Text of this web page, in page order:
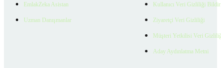
EmlakZeka Asistan
Uzman Danışmanlar
Kullanıcı Veri Gizliliği
Ziyaretçi Veri Gizliliği
Müşteri Yetkilisi Veri
Aday Aydınlatma Metni